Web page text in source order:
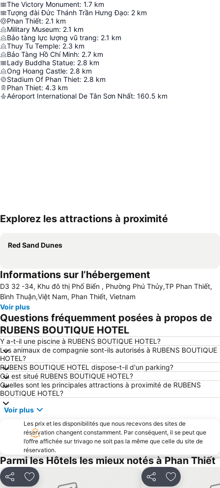
The Victory Monument: 1.7 km
Tượng đài Đức Thánh Trần Hưng Đạo: 2 km
Phan Thiết: 2.1 km
Military Museum: 2.1 km
Bảo tàng lực lượng vũ trang: 2.1 km
Thuy Tu Temple: 2.3 km
Bảo Tàng Hồ Chí Minh: 2.7 km
Lady Buddha Statue: 2.8 km
Ong Hoang Castle: 2.8 km
Stadium Of Phan Thiet: 2.8 km
Phan Thiet: 4.3 km
Aéroport International De Tân Sơn Nhất: 160.5 km
Explorez les attractions à proximité
Red Sand Dunes
Informations sur l’hébergement
D3 32 -34, Khu đô thị Phố Biển , Phường Phú Thủy,TP Phan Thiết,
Bình Thuận,Việt Nam, Phan Thiết, Vietnam
Voir plus
Questions fréquemment posées à propos de
RUBENS BOUTIQUE HOTEL
Y a-t-il une piscine à RUBENS BOUTIQUE HOTEL?
Les animaux de compagnie sont-ils autorisés à RUBENS BOUTIQUE
HOTEL?
RUBENS BOUTIQUE HOTEL dispose-t-il d'un parking?
Où est situé RUBENS BOUTIQUE HOTEL?
Quelles sont les principales attractions à proximité de RUBENS
BOUTIQUE HOTEL?
Voir plus
Les prix et les disponibilités que nous recevons des sites de
réservation changent constamment. Par conséquent, il se peut que
l’offre affichée sur trivago ne soit pas la même que celle du site de
réservation.
Parmi les Hôtels les mieux notés à Phan Thiết
PartagerAjouter à mes favoris PartagerAjouter à